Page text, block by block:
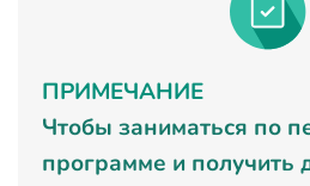
ПРИМЕЧАНИЕ
Чтобы заниматься по
программе и получить